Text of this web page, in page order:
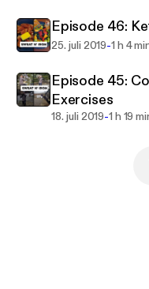
Episode 46:
25. juli 2019-1 h 4
Episode 45:
Exercises
18. juli 2019-1 h 19